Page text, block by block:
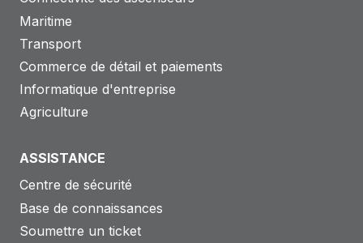
Maritime
Transport
Commerce de détail et paiements
Informatique d'entreprise
Agriculture
ASSISTANCE
Centre de sécurité
Base de connaissances
Soumettre un ticket